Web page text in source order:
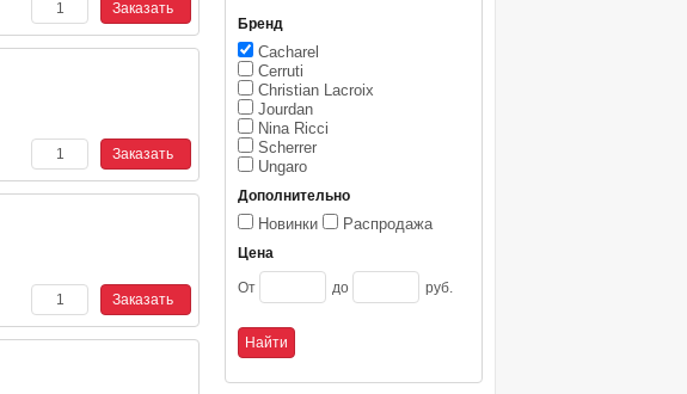
Бренд
Cacharel
Cerruti
Christian Lacroix
Jourdan
Nina Ricci
Scherrer
Ungaro
Дополнительно
Новинки Распродажа
Цена
От до руб.